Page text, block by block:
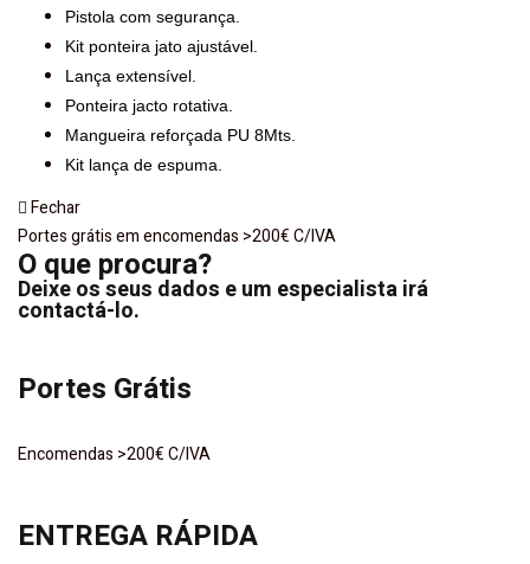
Pistola com segurança.
Kit ponteira jato ajustável.
Lança extensível.
Ponteira jacto rotativa.
Mangueira reforçada PU 8Mts.
Kit lança de espuma.
Fechar
Portes grátis em encomendas >200€ C/IVA
O que procura?
Deixe os seus dados e um especialista irá
contactá-lo.
Portes Grátis
Encomendas >200€ C/IVA
ENTREGA RÁPIDA